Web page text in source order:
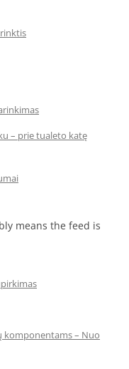
– prie tualeto katę
means the feed is
komponentams – Nuo